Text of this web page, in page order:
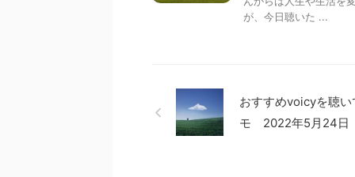
が、今日聴いた ...
おすすめvoicyを聴い
モ 2022年5月24日